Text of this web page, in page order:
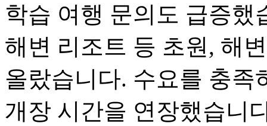
학습 여행 문의도 급증했
해변 리조트 등 초원, 해
올랐습니다. 수요를 충족
개장 시간을 연장했습니